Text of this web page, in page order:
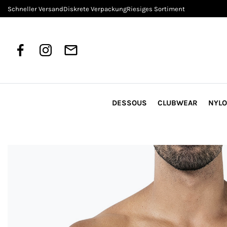
Schneller VersandDiskrete VerpackungRiesiges Sortiment
DESSOUS CLUBWEAR